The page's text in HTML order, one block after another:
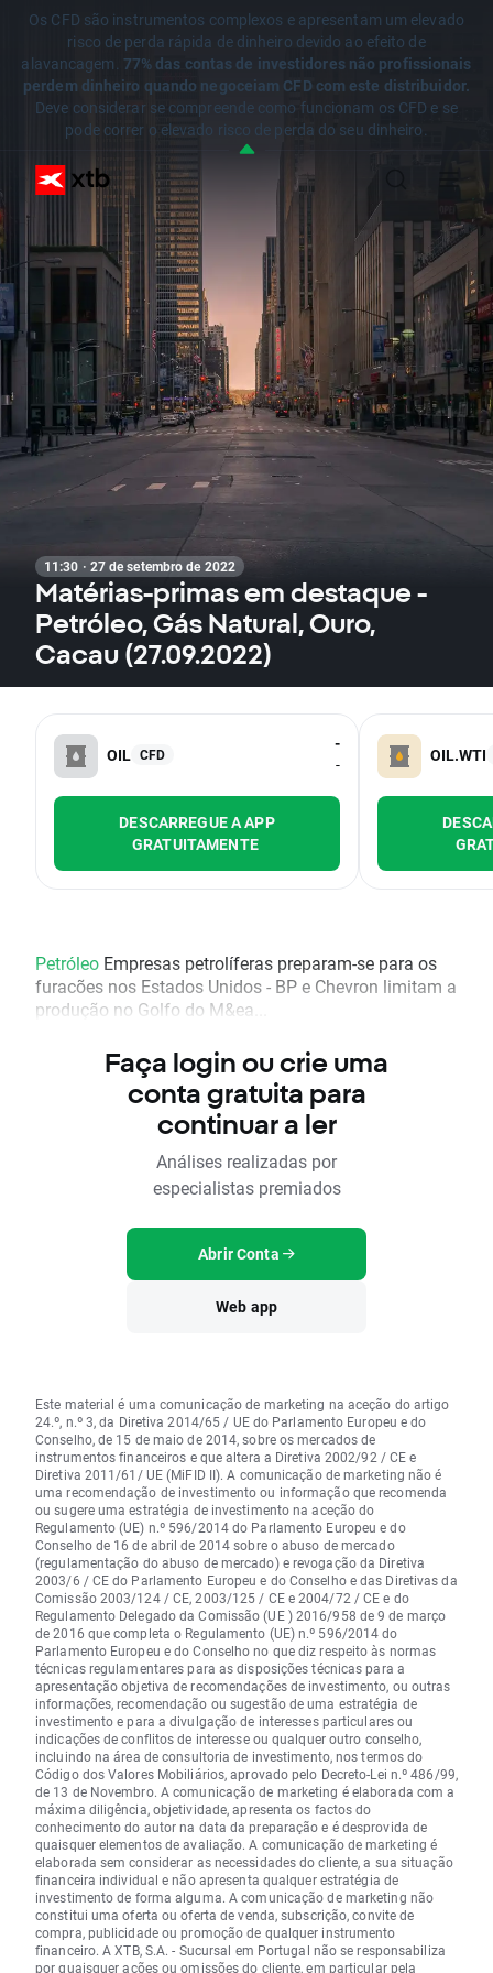
Os CFD são instrumentos complexos e apresentam um elevado
risco de perda rápida de dinheiro devido ao efeito de
alavancagem. 77% das contas de investidores não profissionais
perdem dinheiro quando negoceiam CFD com este distribuidor.
Deve considerar se compreende como funcionam os CFD e se
pode correr o elevado risco de perda do seu dinheiro.
11:30 · 27 de setembro de 2022
Matérias-primas em destaque -
Petróleo, Gás Natural, Ouro,
Cacau (27.09.2022)
OIL CFD
-
-
DESCARREGUE A APP
GRATUITAMENTE
OIL.WTI
Petróleo Empresas petrolíferas preparam-se para os
furacões nos Estados Unidos - BP e Chevron limitam a
produção no Golfo do M&ea...
Faça login ou crie uma
conta gratuita para
continuar a ler
Análises realizadas por
especialistas premiados
Abrir Conta
Web app
Este material é uma comunicação de marketing na aceção do artigo
24.º, n.º 3, da Diretiva 2014/65 / UE do Parlamento Europeu e do
Conselho, de 15 de maio de 2014, sobre os mercados de
instrumentos financeiros e que altera a Diretiva 2002/92 / CE e
Diretiva 2011/61/ UE (MiFID II). A comunicação de marketing não é
uma recomendação de investimento ou informação que recomenda
ou sugere uma estratégia de investimento na aceção do
Regulamento (UE) n.º 596/2014 do Parlamento Europeu e do
Conselho de 16 de abril de 2014 sobre o abuso de mercado
(regulamentação do abuso de mercado) e revogação da Diretiva
2003/6 / CE do Parlamento Europeu e do Conselho e das Diretivas da
Comissão 2003/124 / CE, 2003/125 / CE e 2004/72 / CE e do
Regulamento Delegado da Comissão (UE ) 2016/958 de 9 de março
de 2016 que completa o Regulamento (UE) n.º 596/2014 do
Parlamento Europeu e do Conselho no que diz respeito às normas
técnicas regulamentares para as disposições técnicas para a
apresentação objetiva de recomendações de investimento, ou outras
informações, recomendação ou sugestão de uma estratégia de
investimento e para a divulgação de interesses particulares ou
indicações de conflitos de interesse ou qualquer outro conselho,
incluindo na área de consultoria de investimento, nos termos do
Código dos Valores Mobiliários, aprovado pelo Decreto-Lei n.º 486/99,
de 13 de Novembro. A comunicação de marketing é elaborada com a
máxima diligência, objetividade, apresenta os factos do
conhecimento do autor na data da preparação e é desprovida de
quaisquer elementos de avaliação. A comunicação de marketing é
elaborada sem considerar as necessidades do cliente, a sua situação
financeira individual e não apresenta qualquer estratégia de
investimento de forma alguma. A comunicação de marketing não
constitui uma oferta ou oferta de venda, subscrição, convite de
compra, publicidade ou promoção de qualquer instrumento
financeiro. A XTB, S.A. - Sucursal em Portugal não se responsabiliza
por quaisqueraçõesou omissões do cliente, em particular pela